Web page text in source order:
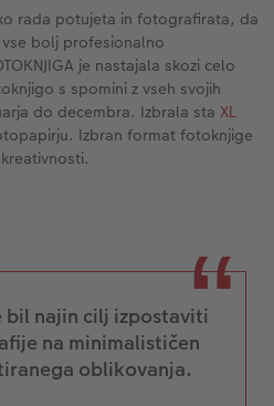
strank
FOTOKNJIGA
Collection
fotografij
na aluminiju, direkten natis
na penasti podlagi
dobrodošlice
na lesu
sten
ljubljenčkov
in pisarno
fotografije
FOTOKNJIGA
darila
za vaše najdražje
rada potujeta in fotografirata, da
bolj profesionalno
je nastajala skozi celo
s spomini z vseh svojih
do decembra. Izbrala staXL
Izbran format fotoknjige
najin cilj izpostaviti
na minimalističen
oblikovanja.